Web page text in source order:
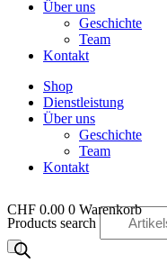
Über uns
Geschichte
Team
Kontakt
Shop
Dienstleistung
Über uns
Geschichte
Team
Kontakt
CHF 0.00 0 Warenkorb
OO
Products search